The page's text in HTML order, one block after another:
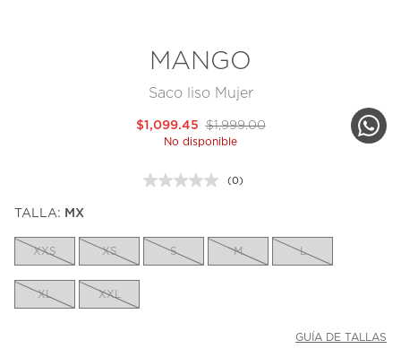
MANGO
Saco liso Mujer
$1,999.00
$1,099.45
No disponible
Sin
la
misma
(0)
TALLA: MX
XXS XS S M L
XL XXL
GUÍA DE TALLAS